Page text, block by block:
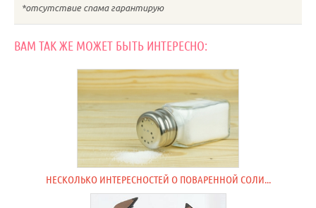
ВАМ ТАК ЖЕ МОЖЕТ БЫТЬ ИНТЕРЕСНО:
НЕСКОЛЬКО ИНТЕРЕСНОСТЕЙ О ПОВАРЕННОЙ СОЛИ...